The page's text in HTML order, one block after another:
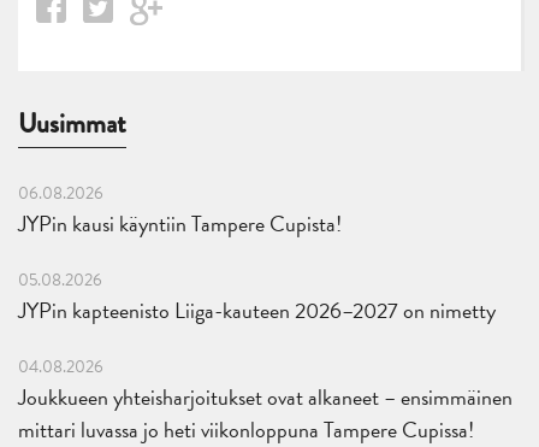
Uusimmat
06.08.2026
JYPin kausi käyntiin Tampere Cupista!
05.08.2026
JYPin kapteenisto Liiga-kauteen 2026–2027 on nimetty
04.08.2026
Joukkueen yhteisharjoitukset ovat alkaneet – ensimmäinen
mittari luvassa jo heti viikonloppuna Tampere Cupissa!